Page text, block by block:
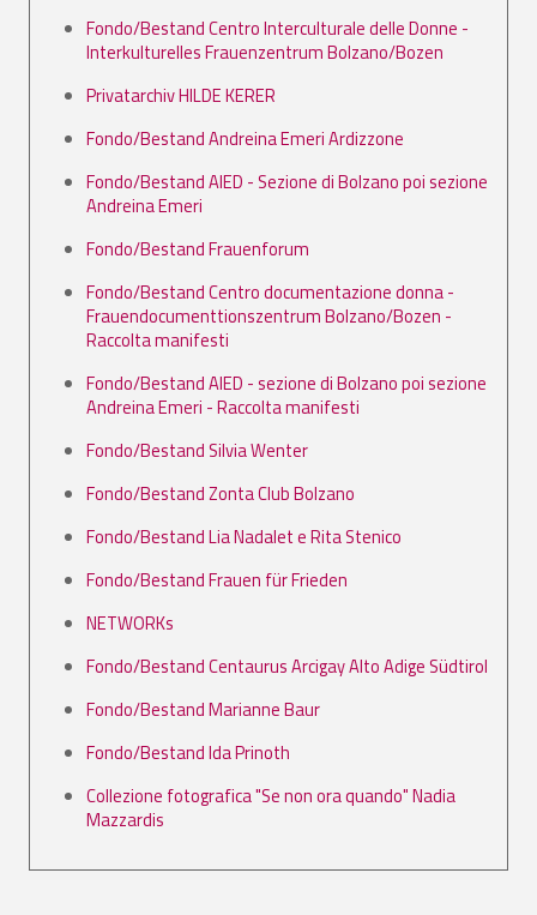
Fondo/Bestand Centro Interculturale delle Donne -
Interkulturelles Frauenzentrum Bolzano/Bozen
Privatarchiv HILDE KERER
Fondo/Bestand Andreina Emeri Ardizzone
Fondo/Bestand AIED - Sezione di Bolzano poi sezione
Andreina Emeri
Fondo/Bestand Frauenforum
Fondo/Bestand Centro documentazione donna -
Frauendocumenttionszentrum Bolzano/Bozen -
Raccolta manifesti
Fondo/Bestand AIED - sezione di Bolzano poi sezione
Andreina Emeri - Raccolta manifesti
Fondo/Bestand Silvia Wenter
Fondo/Bestand Zonta Club Bolzano
Fondo/Bestand Lia Nadalet e Rita Stenico
Fondo/Bestand Frauen für Frieden
NETWORKs
Fondo/Bestand Centaurus Arcigay Alto Adige Südtirol
Fondo/Bestand Marianne Baur
Fondo/Bestand Ida Prinoth
Collezione fotografica "Se non ora quando" Nadia
Mazzardis